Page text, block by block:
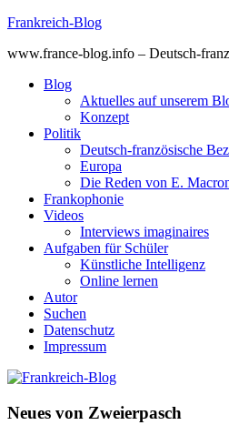
Skip
content
Frankreich-Blog
www.france-blog.info – Deutsch-
Blog
Aktuelles auf unserem
Konzept
Politik
Deutsch-französische
Europa
Die Reden von E.
Frankophonie
Videos
Interviews imaginaires
Aufgaben für Schüler
Künstliche Intelligenz
Online lernen
Autor
Suchen
Datenschutz
Impressum
Neues von Zweierpasch